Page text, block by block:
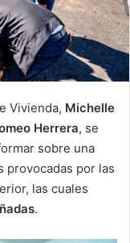
Vivienda, Michelle
Herrera, se
sobre una
provocadas por las
las cuales
.